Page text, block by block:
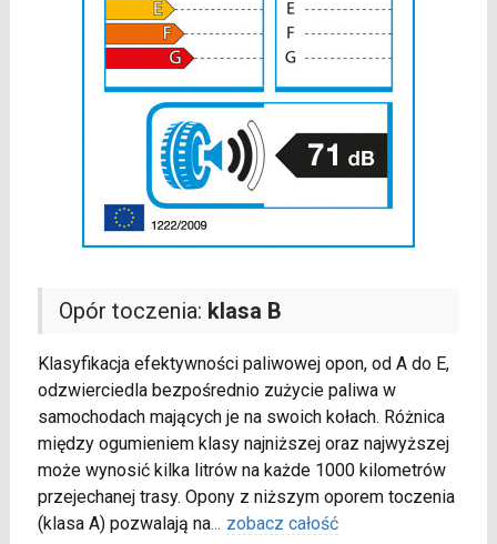
Opór toczenia: klasa B
Klasyfikacja efektywności paliwowej opon, od A do E,
odzwierciedla bezpośrednio zużycie paliwa w
samochodach mających je na swoich kołach. Różnica
między ogumieniem klasy najniższej oraz najwyższej
może wynosić kilka litrów na każde 1000 kilometrów
przejechanej trasy. Opony z niższym oporem toczenia
(klasa A) pozwalają na... zobacz całość